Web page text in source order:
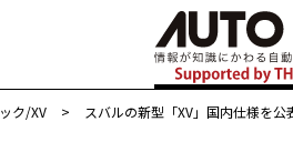
ク/XV > スバルの新型「XV」国内仕様を